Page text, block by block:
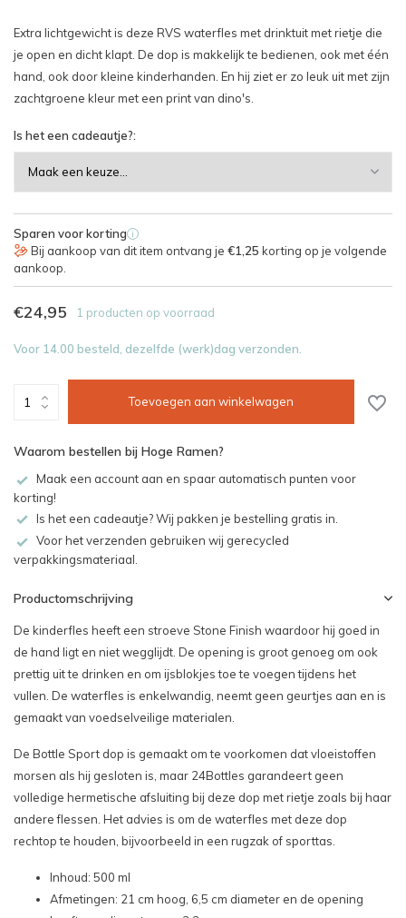
Extra lichtgewicht is deze RVS waterfles met drinktuit met rietje die
je open en dicht klapt. De dop is makkelijk te bedienen, ook met één
hand, ook door kleine kinderhanden. En hij ziet er zo leuk uit met zijn
zachtgroene kleur met een print van dino's.
Is het een cadeautje?:
Sparen voor korting i
Bij aankoop van dit item ontvang je €1,25 korting op je volgende
aankoop.
€24,95 1 producten op voorraad
Voor 14.00 besteld, dezelfde (werk)dag verzonden.
Toevoegen aan winkelwagen
Waarom bestellen bij Hoge Ramen?
Maak een account aan en spaar automatisch punten voor
korting!
Is het een cadeautje? Wij pakken je bestelling gratis in.
Voor het verzenden gebruiken wij gerecycled
verpakkingsmateriaal.
Productomschrijving
De kinderfles heeft een stroeve Stone Finish waardoor hij goed in
de hand ligt en niet wegglijdt. De opening is groot genoeg om ook
prettig uit te drinken en om ijsblokjes toe te voegen tijdens het
vullen. De waterfles is enkelwandig, neemt geen geurtjes aan en is
gemaakt van voedselveilige materialen.
De Bottle Sport dop is gemaakt om te voorkomen dat vloeistoffen
morsen als hij gesloten is, maar 24Bottles garandeert geen
volledige hermetische afsluiting bij deze dop met rietje zoals bij haar
andere flessen. Het advies is om de waterfles met deze dop
rechtop te houden, bijvoorbeeld in een rugzak of sporttas.
Inhoud: 500 ml
Afmetingen: 21 cm hoog, 6,5 cm diameter en de opening